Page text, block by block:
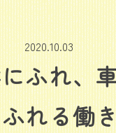
2020.10.03
ふれ、
れる働